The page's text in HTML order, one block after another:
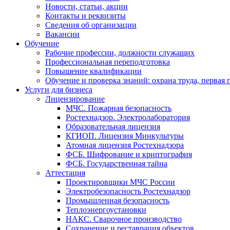
Новости, статьи, акции
Контакты и реквизиты
Сведения об организации
Вакансии
Обучение
Рабочие профессии, должности служащих
Профессиональная переподготовка
Повышение квалификации
Обучение и проверка знаний: охрана труда,
Услуги для бизнеса
Лицензирование
МЧС. Пожарная безопасность
Ростехнадзор. Электролаборатория
Образовательная лицензия
КГИОП. Лицензия Минкультуры
Атомная лицензия Ростехнадзора
ФСБ. Шифрование и криптография
ФСБ. Государственная тайна
Аттестация
Проектировщики МЧС России
Электробезопасность Ростехнадзор
Промышленная безопасность
Теплоэнергоустановки
НАКС. Сварочное производство
Сохранение и реставрация объектов